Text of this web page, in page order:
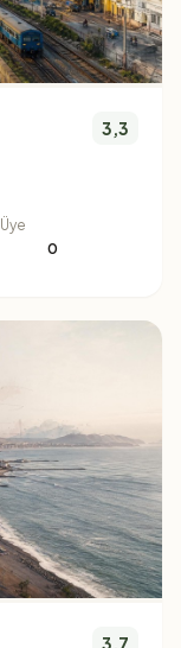
3,3
Üye
0
3,7